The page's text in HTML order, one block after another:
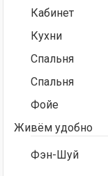
Кабинет
Кухни
Спальня
Спальня
Фойе
Живём удобно
Фэн-Шуй